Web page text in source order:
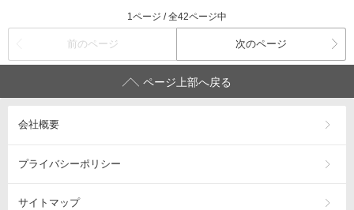
1ページ / 全42ページ中
前のページ 次のページ
ページ上部へ戻る
会社概要
プライバシーポリシー
サイトマップ